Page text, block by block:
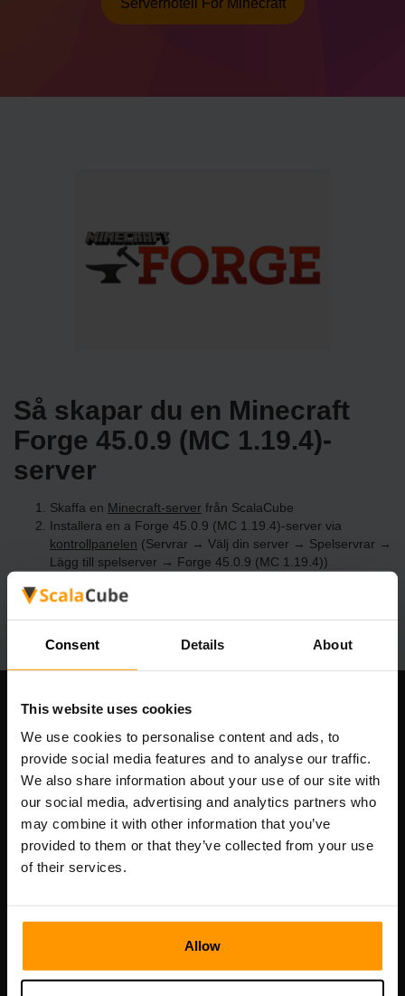
Consent Details About
This website uses cookies
We use cookies to personalise content and ads, to
provide social media features and to analyse our traffic.
We also share information about your use of our site with
our social media, advertising and analytics partners who
may combine it with other information that you’ve
provided to them or that they’ve collected from your use
of their services.
Allow
Serverhotell För Minecraft
Så skapar du en Minecraft
Forge 45.0.9 (MC 1.19.4)-
server
Skaffa en Minecraft-server från ScalaCube
Installera en a Forge 45.0.9 (MC 1.19.4)-server via
kontrollpanelen (Servrar → Välj din server → Spelservrar →
Lägg till spelserver → Forge 45.0.9 (MC 1.19.4))
Vårt företag
Scalable Hosting Solutions OÜ
Registreringskod: 14652605
Momsregistreringsnummer: EE102133820
Adress: Harju maakond, Tallinn, Kesklinna linnaosa,